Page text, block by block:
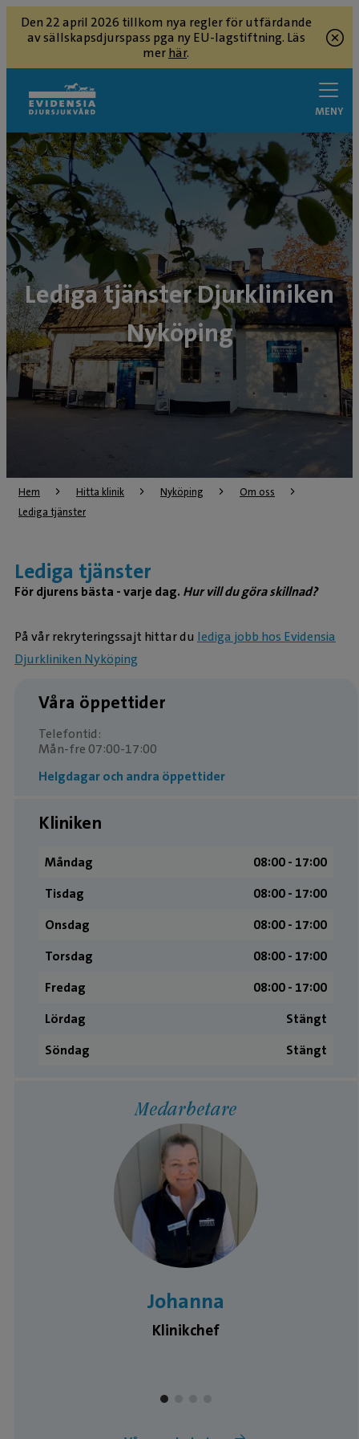
Den 22 april 2026 tillkom nya regler för utfärdande
av sällskapsdjurspass pga ny EU-lagstiftning. Läs
merhär.
MENY
Lediga tjänster Djurkliniken
Nyköping
Hem Hitta klinik Nyköping
Om oss
Lediga tjänster
Lediga tjänster
För djurens bästa - varje dag. Hur vill du göra skillnad?
På vår rekryteringssajt hittar du lediga jobb hos Evidensia
Djurkliniken Nyköping
Våra öppettider
Telefontid:
Mån-fre 07:00-17:00
Helgdagar och andra öppettider
Kliniken
Måndag
08:00 ­- 17:00
Tisdag
08:00 ­- 17:00
Onsdag
08:00 ­- 17:00
Torsdag
08:00 ­- 17:00
Fredag
08:00 ­- 17:00
Lördag
Stängt
Söndag
Stängt
Medarbetare
Johanna
Klinikchef